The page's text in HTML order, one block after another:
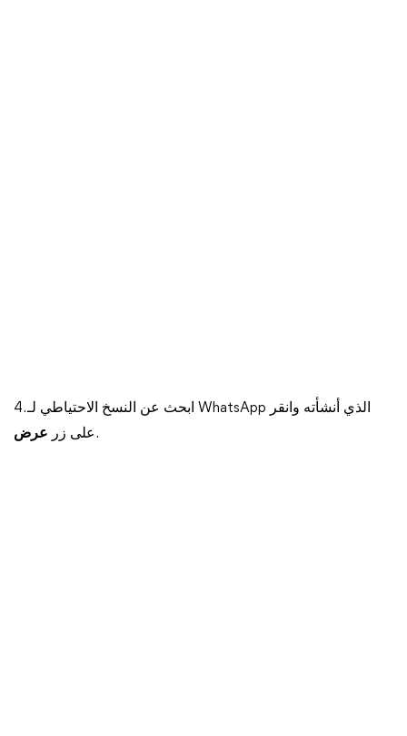
4. ابحث عن النسخ الاحتياطي لـ WhatsApp الذي أنشأته وانقر
على زر عرض .